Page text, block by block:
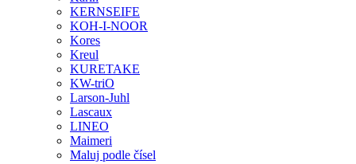
KERNSEIFE
KOH-I-NOOR
Kores
Kreul
KURETAKE
KW-triO
Larson-Juhl
Lascaux
LINEO
Maimeri
Maluj podle čísel